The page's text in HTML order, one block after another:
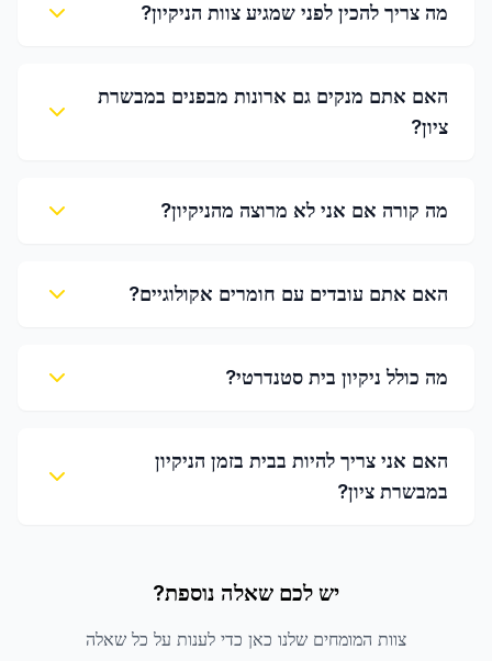
מה צריך להכין לפני שמגיע צוות הניקיון?
האם אתם מנקים גם ארונות מבפנים במבשרת
ציון?
מה קורה אם אני לא מרוצה מהניקיון?
האם אתם עובדים עם חומרים אקולוגיים?
מה כולל ניקיון בית סטנדרטי?
האם אני צריך להיות בבית בזמן הניקיון
במבשרת ציון?
יש לכם שאלה נוספת?
צוות המומחים שלנו כאן כדי לענות על כל שאלה